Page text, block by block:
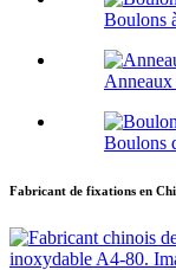
Boulons
Boulons
Fabricant de fixations en